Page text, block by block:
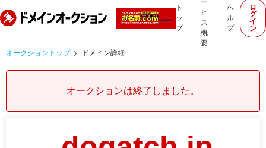
ト
ッ
プ
ー
ビ
ス
概
要
ヘ
ル
プ
ロ
グ
イ
ン
オークショントップ ドメイン詳細
オークションは終了しました。